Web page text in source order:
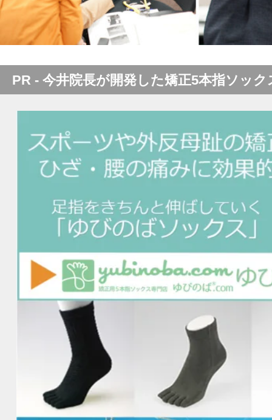
PR - 今井院長が開発した矯正5本指ソック